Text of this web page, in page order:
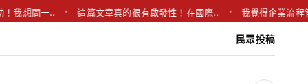
問一.. 這篇文章真的很有啟發性！在國際.. 我覺得企業流程管理
民眾投稿